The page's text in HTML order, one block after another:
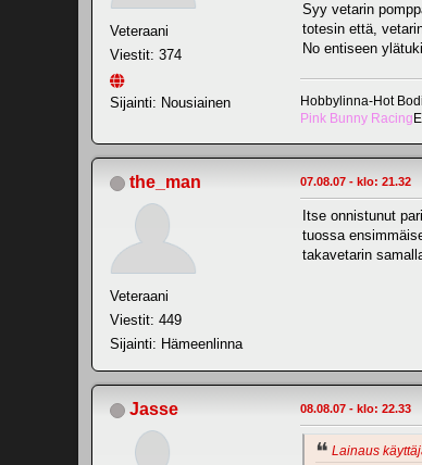
Veteraani
Viestit: 374
Sijainti: Nousiainen
Syy vetarin
totesin että,
No entiseen
Hobbylinna-Hot
Pink Bunny Racing
the_man
Veteraani
Viestit: 449
Sijainti: Hämeenlinna
07.08.07 - klo: 21.32
Itse onnistunut
tuossa
takavetarin
Jasse 08.08.07 - klo: 22.33
Lainaus